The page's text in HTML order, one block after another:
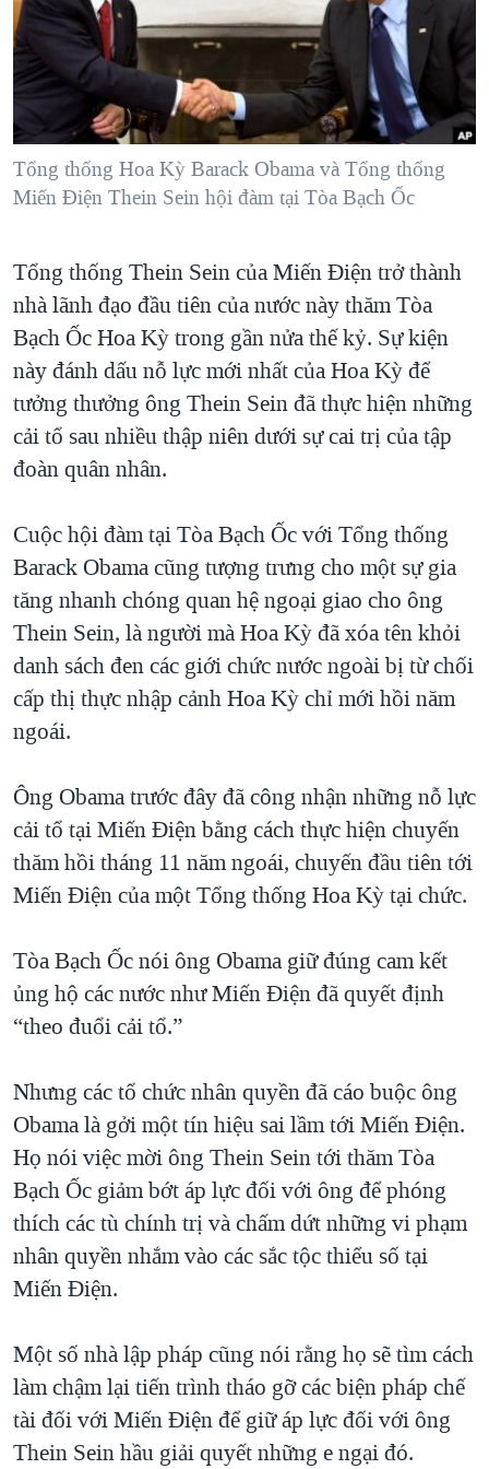
"Tìm"NGƯỜI VIỆT HẢI NGOẠI
ĐỜI SỐNG
KHOA HỌC
SỨC KHOẺ
THỂ THAO
GIÁO DỤC
TẠI
HÀNH TRÌNH BẦU CỬ 2024
MỘT NĂM CHIẾN TRANH TẠI DẢI GAZA
GIẢI MÃ VÀNH ĐAI & CON ĐƯỜNG
NGÀY TỊ NẠN THẾ GIỚI
TRỊNH VĨNH BÌNH - NGƯỜI HẠ 'BÊN THẮNG CUỘC'
CHI PHÍ CHIẾN TRANH AFGHANISTAN
CÁC GIÁ TRỊ CỘNG HÒA Ở VIỆT NAM
THƯỢNG ĐỈNH TRUMP-KIM TẠI VIỆT NAM
TRỊNH VĨNH BÌNH VS. CHÍNH PHỦ VIỆT NAM
NGƯ DÂN VIỆT VÀ LÀN SÓNG TRỘM HẢI SÂM
BÊN KIA QUỐC LỘ: TIẾNG VỌNG TỪ NÔNG THÔN MỸ
VIDEO
NGHE
MẠNG XÃ HỘI
Tổng thống Hoa Kỳ Barack Obama và Tổng thống
Miến Điện Thein Sein hội đàm tại Tòa Bạch Ốc
Tổng thống Thein Sein của Miến Điện trở thành
nhà lãnh đạo đầu tiên của nước này thăm Tòa
Bạch Ốc Hoa Kỳ trong gần nửa thế kỷ. Sự kiện
này đánh dấu nỗ lực mới nhất của Hoa Kỳ để
tưởng thưởng ông Thein Sein đã thực hiện những
cải tổ sau nhiều thập niên dưới sự cai trị của tập
đoàn quân nhân.
Cuộc hội đàm tại Tòa Bạch Ốc với Tổng thống
Barack Obama cũng tượng trưng cho một sự gia
tăng nhanh chóng quan hệ ngoại giao cho ông
Thein Sein, là người mà Hoa Kỳ đã xóa tên khỏi
danh sách đen các giới chức nước ngoài bị từ chối
cấp thị thực nhập cảnh Hoa Kỳ chỉ mới hồi năm
ngoái.
Ông Obama trước đây đã công nhận những nỗ lực
cải tổ tại Miến Điện bằng cách thực hiện chuyến
thăm hồi tháng 11 năm ngoái, chuyến đầu tiên tới
Miến Điện của một Tổng thống Hoa Kỳ tại chức.
Tòa Bạch Ốc nói ông Obama giữ đúng cam kết
ủng hộ các nước như Miến Điện đã quyết định
“theo đuổi cải tổ.”
Nhưng các tổ chức nhân quyền đã cáo buộc ông
Obama là gởi một tín hiệu sai lầm tới Miến Điện.
Họ nói việc mời ông Thein Sein tới thăm Tòa
Bạch Ốc giảm bớt áp lực đối với ông để phóng
thích các tù chính trị và chấm dứt những vi phạm
nhân quyền nhắm vào các sắc tộc thiểu số tại
Miến Điện.
Một số nhà lập pháp cũng nói rằng họ sẽ tìm cách
làm chậm lại tiến trình tháo gỡ các biện pháp chế
tài đối với Miến Điện để giữ áp lực đối với ông
Thein Sein hầu giải quyết những e ngại đó.